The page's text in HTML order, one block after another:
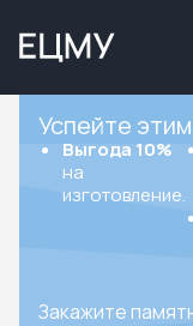
Успейте
Выгода 10%
на
изготовление.
Закажите